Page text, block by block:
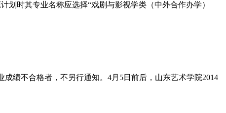
时其专业名称应选择“戏剧与影视学类（中外合作办学）
绩不合格者，不另行通知。4月5日前后，山东艺术学院2014